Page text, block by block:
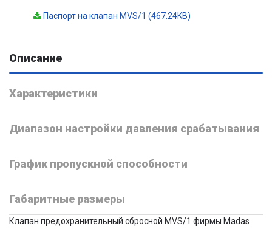
Паспорт на клапан MVS/1 (467.24KB)
Описание
Характеристики
Диапазон настройки давления срабатывания
График пропускной способности
Габаритные размеры
Клапан предохранительный сбросной MVS/1 фирмы Madas